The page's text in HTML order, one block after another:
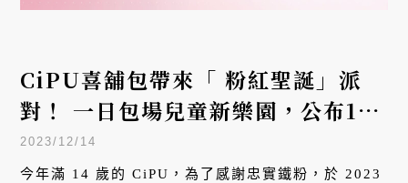
CiPU喜舖包帶來「 粉紅聖誕」派
對！ 一日包場兒童新樂園，公布14
週年紀念限定包款
2023/12/14
今年滿 14 歲的 CiPU，為了感謝忠實鐵粉，於 2023